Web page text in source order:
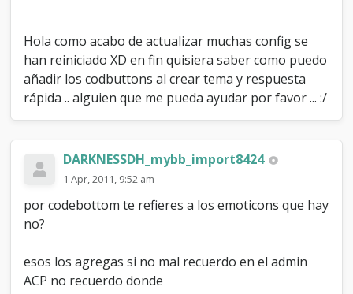
l
e
n
a
l
r
e
a
u
t
Hola como acabo de actualizar muchas config se
han reiniciado XD en fin quisiera saber como puedo
añadir los codbuttons al crear tema y respuesta
rápida .. alguien que me pueda ayudar por favor ... :/
DARKNESSDH_mybb_import8424
1 Apr, 2011, 9:52 am
por codebottom te refieres a los emoticons que hay
no?
esos los agregas si no mal recuerdo en el admin
ACP no recuerdo donde